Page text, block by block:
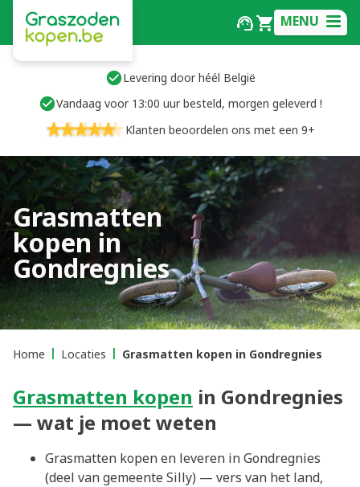
MENU
Levering door héél België
Vandaag voor 13:00 uur besteld, morgen geleverd !
Klanten beoordelen ons met een 9+
Grasmatten
kopen in
Gondregnies
Home Locaties Grasmatten kopen in Gondregnies
Grasmatten kopen in Gondregnies
— wat je moet weten
Grasmatten kopen en leveren in Gondregnies
(deel van gemeente Silly) — vers van het land,